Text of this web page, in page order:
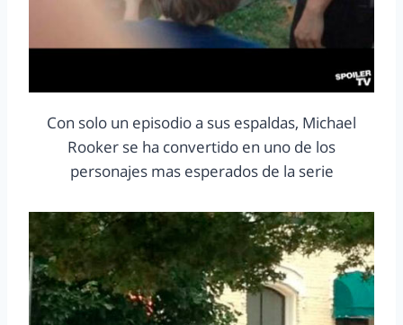
Con solo un episodio a sus espaldas, Michael
Rooker se ha convertido en uno de los
personajes mas esperados de la serie